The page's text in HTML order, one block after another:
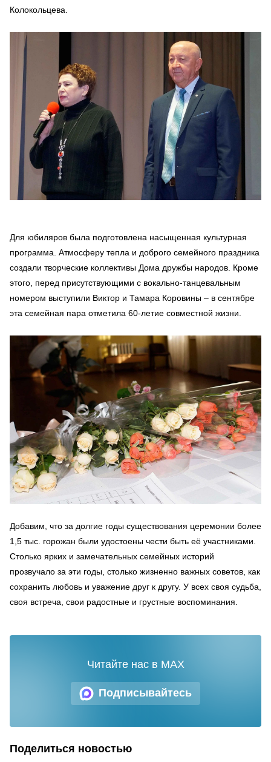
Колокольцева.
Для юбиляров была подготовлена насыщенная культурная
программа. Атмосферу тепла и доброго семейного праздника
создали творческие коллективы Дома дружбы народов. Кроме
этого, перед присутствующими с вокально-танцевальным
номером выступили Виктор и Тамара Коровины – в сентябре
эта семейная пара отметила 60-летие совместной жизни.
Добавим, что за долгие годы существования церемонии более
1,5 тыс. горожан были удостоены чести быть её участниками.
Столько ярких и замечательных семейных историй
прозвучало за эти годы, столько жизненно важных советов, как
сохранить любовь и уважение друг к другу. У всех своя судьба,
своя встреча, свои радостные и грустные воспоминания.
Подписывайтесь
Читайте нас в MAX
Поделиться новостью